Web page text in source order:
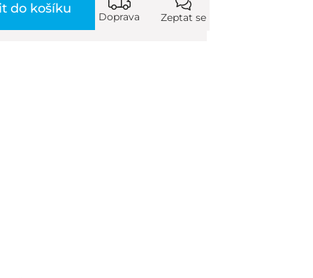
do košíku
Doprava Zeptat se